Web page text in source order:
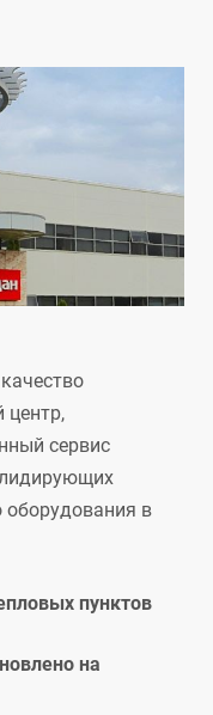
центр,
сервис
оборудования в
пунктов
на